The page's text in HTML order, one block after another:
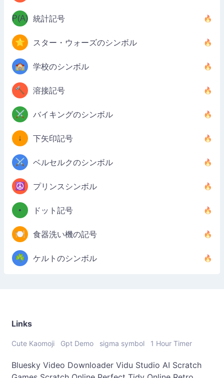
P(A) 統計記号
⭐ スター・ウォーズのシンボル
🏫 学校のシンボル
🔨 溶接記号
⚔️ バイキングのシンボル
↓ 下矢印記号
⚔️ ベルセルクのシンボル
☮️ プリンスシンボル
• ドット記号
🍽️ 食器洗い機の記号
☘️ ケルトのシンボル
Links
Cute Kaomoji Gpt Demo sigma symbol 1 Hour Timer
Bluesky Video Downloader Vidu Studio AI Scratch